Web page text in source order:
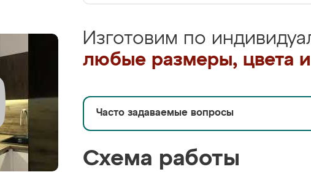
Изготовим по
любые размеры, цвета
Часто задаваемые вопросы
Схема работы